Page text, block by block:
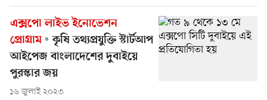
এক্সপো লাইভ ইনোভেশন
প্রোগ্রাম
কৃষি তথ্যপ্রযুক্তি স্টার্টআপ
আইপেজ বাংলাদেশের দুবাইয়ে
পুরস্কার জয়
১৬ জুলাই ২০২৩